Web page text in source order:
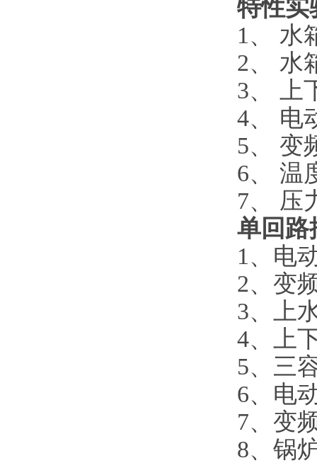
特性实
1、 水
2、 水
3、 上
4、 电
5、 变
6、 温
7、 压
单回路
1、电
2、变
3、上
4、上
5、三
6、电
7、变
8、锅